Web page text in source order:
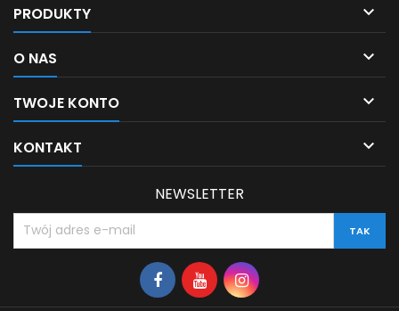
PRODUKTY 
O NAS 
TWOJE KONTO 
KONTAKT 
NEWSLETTER